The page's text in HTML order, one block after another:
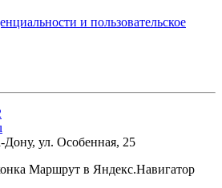
и пользовательское
Дону, ул. Особенная, 25
Маршрут в Яндекс.Навигатор